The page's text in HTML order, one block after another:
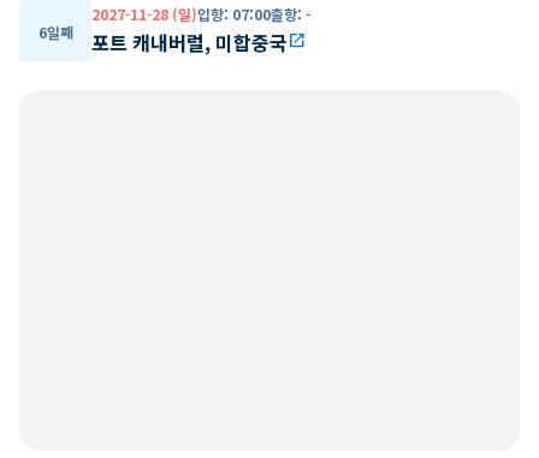
6일째
2027-11-28 (일)입항: 07:00출항: -
포트 캐내버럴, 미합중국open_in_new